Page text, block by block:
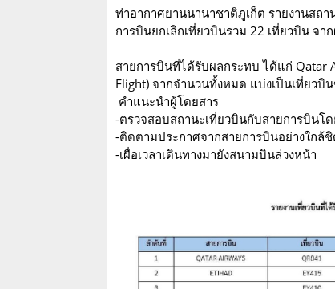
ท่าอากาศยานนานาชาติภูเก็ต รายงานสถ
การบินยกเลิกเที่ยวบินรวม 22 เที่ยวบิน จ
สายการบินที่ได้รับผลกระทบ ได้แก่ Qatar
Flight) จากจำนวนทั้งหมด แบ่งเป็นเที่ยวบิ
คำแนะนำผู้โดยสาร
-ตรวจสอบสถานะเที่ยวบินกับสายการบินโ
-ติดตามประกาศจากสายการบินอย่างใกล้
-เผื่อเวลาเดินทางมายังสนามบินล่วงหน้า